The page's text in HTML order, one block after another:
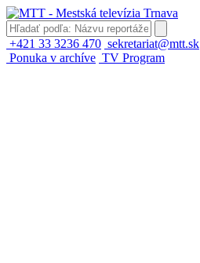
+421 33 3236 470 sekretariat@mtt.sk
Ponuka v archíve TV Program